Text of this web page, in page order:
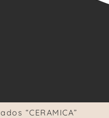
“CERAMICA”